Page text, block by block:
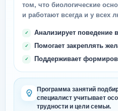
том, что биологические
и работают всегда и у всех
Анализирует поведение
Помогает закреплять
Поддерживает
Программа занятий
специалист учитывает
трудности и цели семьи.